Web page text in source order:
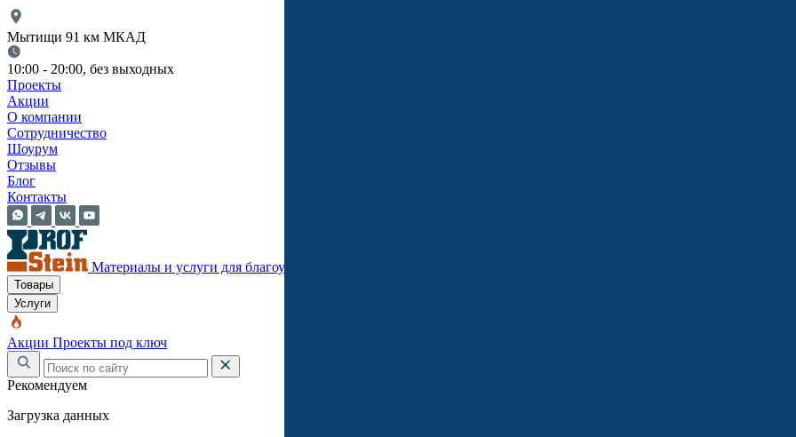
Мытищи 91 км МКАД
10:00 - 20:00, без выходных
Проекты
Акции
О компании
Сотрудничество
Шоурум
Отзывы
Блог
Контакты
Материалы и услуги для благоустройства
Товары
Услуги
Акции Проекты под ключ
Рекомендуем
Загрузка данных